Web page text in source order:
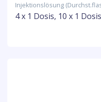
Injektionslösung
4 x 1 Dosis, 10 x 1 Dosis